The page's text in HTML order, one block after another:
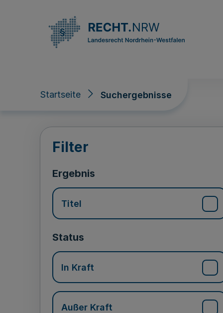
Startseite Suchergebnisse
Suchergebnisse
Filter
Ergebnis
Titel
Status
In Kraft
Außer Kraft